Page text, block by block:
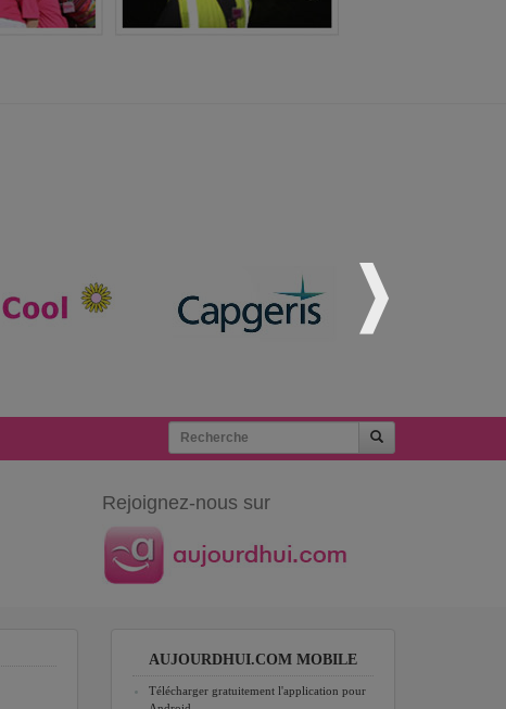
Rejoignez-nous sur
AUJOURDHUI.COM MOBILE
Télécharger gratuitement l'application pour